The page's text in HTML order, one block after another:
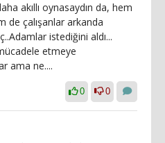
akıllı oynasaydın da, hem
de çalışanlar arkanda
istediğini aldı...
etmeye
ama ne....
0 0